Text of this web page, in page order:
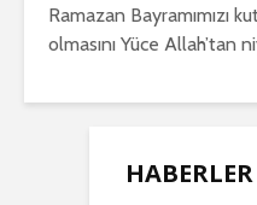
Ramazan Bayramımızı
olmasını Yüce Allah’tan
HABERLER